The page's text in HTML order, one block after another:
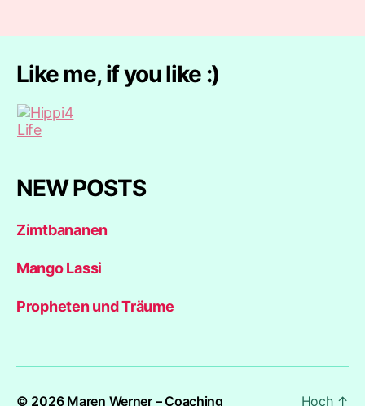
Like me, if you like :)
NEW POSTS
Zimtbananen
Mango Lassi
Propheten und Träume
© 2026 Maren Werner – Coaching Hoch ↑